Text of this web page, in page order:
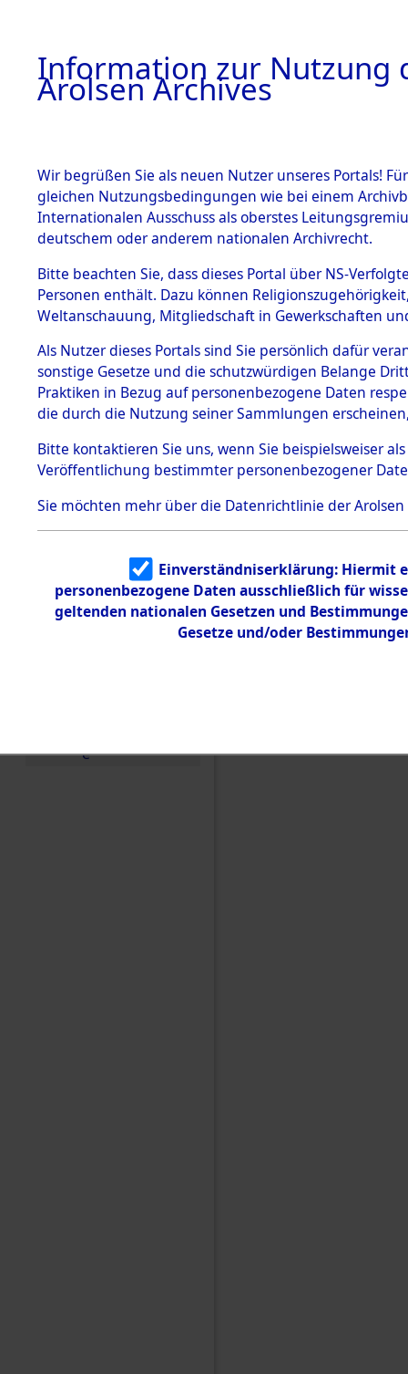
BILD
BESTÄNDE
1.
mente
5. Verschiedenes
5.3
Todesmärsche
5.3.1 Alliierte
Erhebungen
zu
Todesmärsch
en
5.3.2
Identifizierun
5.3.3
Todesmärsch
e
Hofham.
0002 (84603828)
Einen Kommentar
den Orten Gardelege
Information zur Nutzung
Arolsen Archives
Wir begrüßen Sie als neuen Nutzer unseres Portals!
gleichen Nutzungsbedingungen wie bei einem
Internationalen Ausschuss als oberstes
deutschem oder anderem nationalen Archivrecht.
Bitte beachten Sie, dass dieses Portal über NS-
Personen enthält. Dazu können
Weltanschauung, Mitgliedschaft in Gewerkschaften
Als Nutzer dieses Portals sind Sie persönlich dafür
sonstige Gesetze und die schutzwürdigen Belange
Praktiken in Bezug auf personenbezogene Daten
die durch die Nutzung seiner Sammlungen
Bitte kontaktieren Sie uns, wenn Sie beispielsweiser
Veröffentlichung bestimmter personenbezogener
Sie möchten mehr über die Datenrichtlinie der Arolsen
Einverständniserklärung: Hiermit
personenbezogene Daten ausschließlich für
geltenden nationalen Gesetzen und
Gesetze und/oder